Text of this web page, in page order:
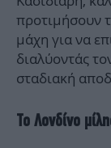
προτιμήσουν
μάχη για να
διαλύοντάς
σταδιακή
Το Λονδίνο